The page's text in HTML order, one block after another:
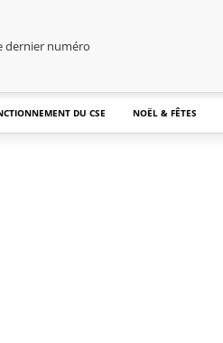
dernier numéro
DU CSE NOËL & FÊTES